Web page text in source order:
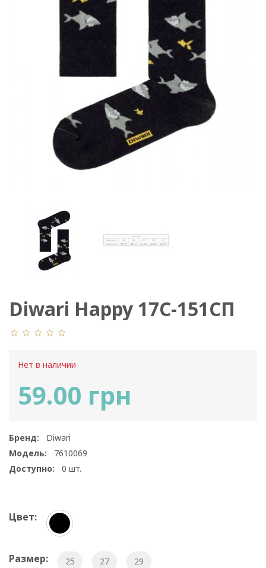
Diwari Happy 17С-151СП
058
Нет в наличии
59.00 грн
Бренд:
Diwari
Модель:
7610069
Доступно:
0 шт.
Цвет:
Размер: 25 27 29